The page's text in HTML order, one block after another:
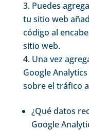
Puedes
tu sitio web
código al
sitio web.
Una vez
Google
sobre el tráfico
¿Qué datos
Google